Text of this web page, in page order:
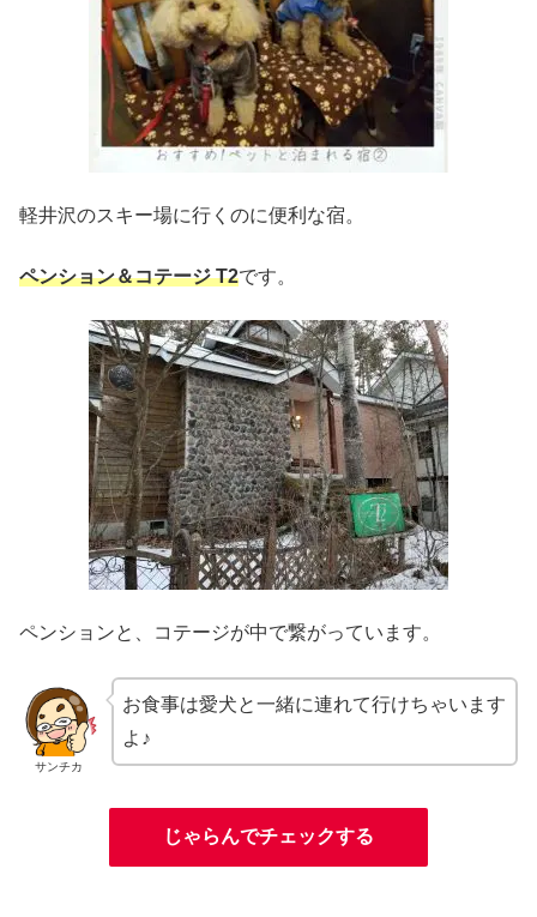
軽井沢のスキー場に行くのに便利な宿。
ペンション＆コテージ T2です。
ペンションと、コテージが中で繋がっています。
サンチカ
お食事は愛犬と一緒に連れて行けちゃいます
よ♪
じゃらんでチェックする